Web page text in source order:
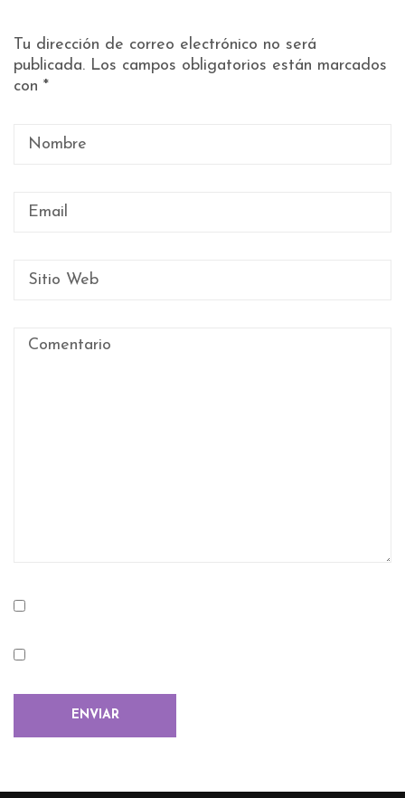
Tu dirección de correo electrónico no será
publicada. Los campos obligatorios están marcados
con *